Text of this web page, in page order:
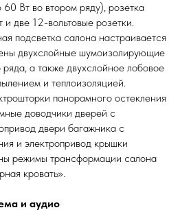
Вт во втором ряду), розетка
две 12-вольтовые розетки.
подсветка салона настраивается
двухслойные шумоизолирующие
ряда, а также двухслойное лобовое
и теплоизоляцией.
панорамного остекления
доводчики дверей с
двери багажника с
и электропривод крышки
режимы трансформации салона
кровать».
и аудио